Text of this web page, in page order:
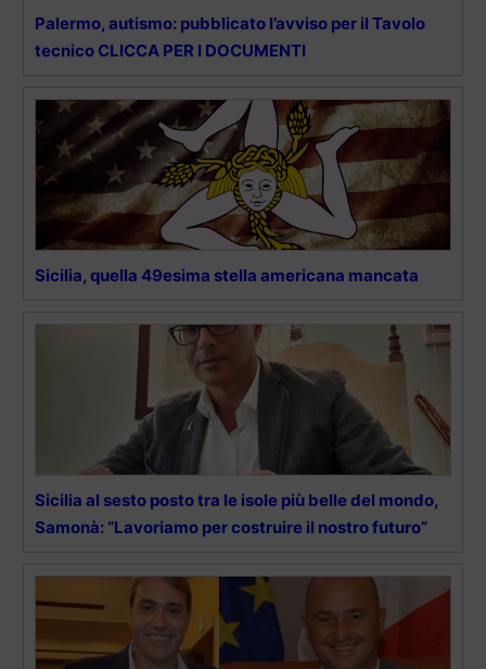
Palermo, autismo: pubblicato l’avviso per il Tavolo
tecnico CLICCA PER I DOCUMENTI
Sicilia, quella 49esima stella americana mancata
Sicilia al sesto posto tra le isole più belle del mondo,
Samonà: “Lavoriamo per costruire il nostro futuro”